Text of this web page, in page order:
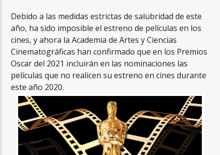
Debido a las medidas estrictas de salubridad de este
año, ha sido imposible el estreno de películas en los
cines, y ahora la Academia de Artes y Ciencias
Cinematográficas han confirmado que en los Premios
Oscar del 2021 incluirán en las nominaciones las
películas que no realicen su estreno en cines durante
este año 2020.